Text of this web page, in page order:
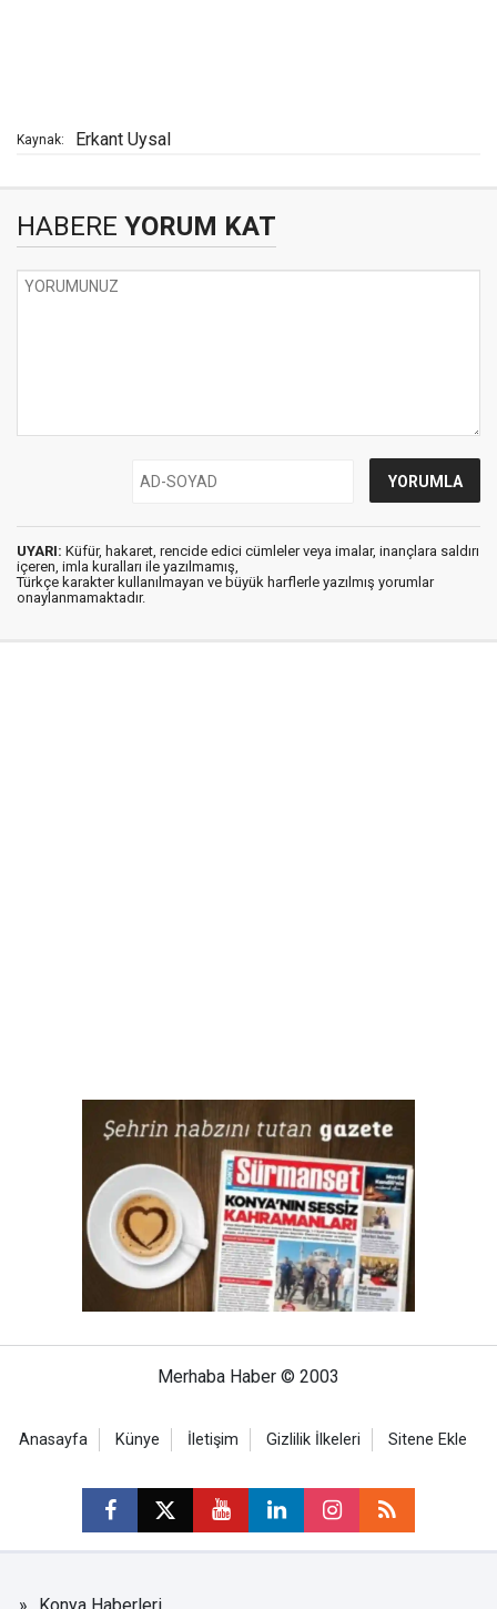
Kaynak: Erkant Uysal
HABERE YORUM KAT
UYARI: Küfür, hakaret, rencide edici cümleler veya imalar, inançlara saldırı
içeren, imla kuralları ile yazılmamış,
Türkçe karakter kullanılmayan ve büyük harflerle yazılmış yorumlar
onaylanmamaktadır.
Merhaba Haber © 2003
Anasayfa Künye İletişim Gizlilik İlkeleri Sitene Ekle
Konya Haberleri